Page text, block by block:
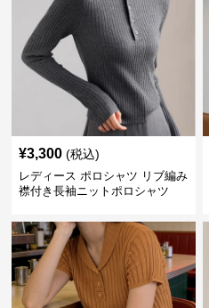
¥3,300 (税込)
レディース ポロシャツ リブ編み
襟付き長袖ニットポロシャツ